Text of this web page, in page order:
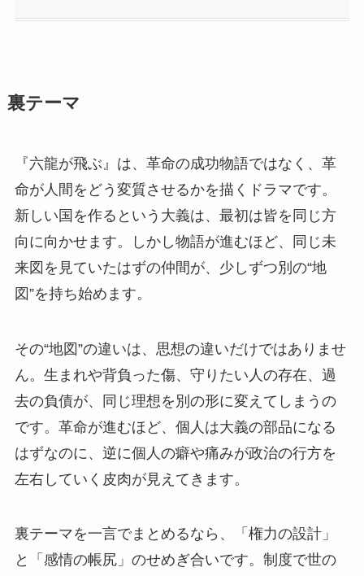
裏テーマ
『六龍が飛ぶ』は、革命の成功物語ではなく、革
命が人間をどう変質させるかを描くドラマです。
新しい国を作るという大義は、最初は皆を同じ方
向に向かせます。しかし物語が進むほど、同じ未
来図を見ていたはずの仲間が、少しずつ別の“地
図”を持ち始めます。
その“地図”の違いは、思想の違いだけではありませ
ん。生まれや背負った傷、守りたい人の存在、過
去の負債が、同じ理想を別の形に変えてしまうの
です。革命が進むほど、個人は大義の部品になる
はずなのに、逆に個人の癖や痛みが政治の行方を
左右していく皮肉が見えてきます。
裏テーマを一言でまとめるなら、「権力の設計」
と「感情の帳尻」のせめぎ合いです。制度で世の